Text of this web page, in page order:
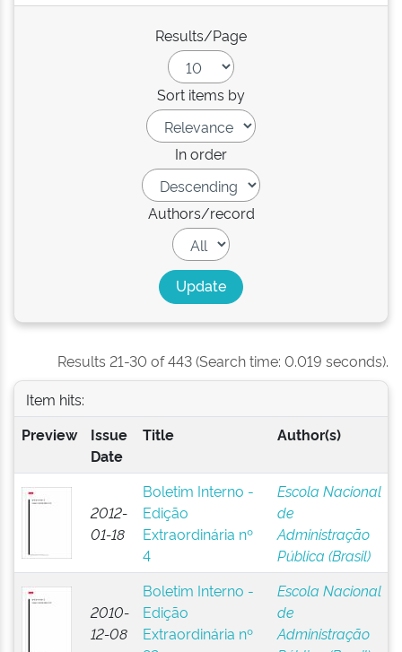
Results/Page
Sort items by
In order
Authors/record
Results 21-30 of 443 (Search time: 0.019 seconds).
Item hits:
Preview
Issue
Date
Title Author(s)
2012-
01-18
Boletim Interno -
Edição
Extraordinária nº
4
Escola Nacional
de
Administração
Pública (Brasil)
2010-
12-08
Boletim Interno -
Edição
Extraordinária nº
Escola Nacional
de
Administração